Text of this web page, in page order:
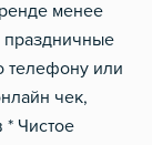
дверь
менее
праздничные
телефону или
чек,
* Чистое